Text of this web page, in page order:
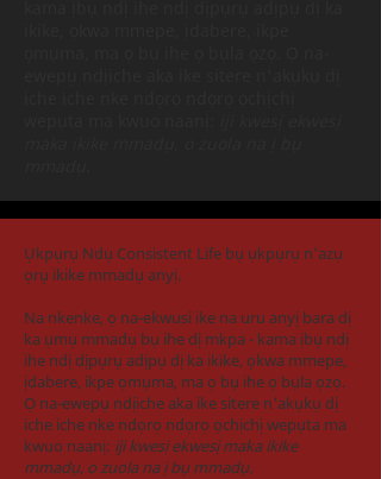
Ụkpụrụ Ndụ Consistent Life bụ ụkpụrụ n'azụ
ọrụ ikike mmadụ anyị.
Na nkenke, ọ na-ekwusi ike na uru anyị bara dị
ka ụmụ mmadụ bụ ihe dị mkpa - kama ịbụ ndị
ihe ndị dịpụrụ adịpụ dị ka ikike, ọkwa mmepe,
ịdabere, ikpe ọmụma, ma ọ bụ ihe ọ bụla ọzọ.
Ọ na-ewepụ ndịiche aka ike sitere n'akụkụ dị
iche iche nke ndọrọ ndọrọ ọchịchị wepụta ma
kwuo naanị: iji kwesị ekwesị maka ikike
mmadụ, o zuola na ị bụ mmadụ.